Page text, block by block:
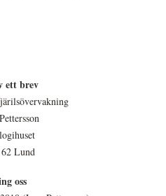
ett brev
Lund
oss